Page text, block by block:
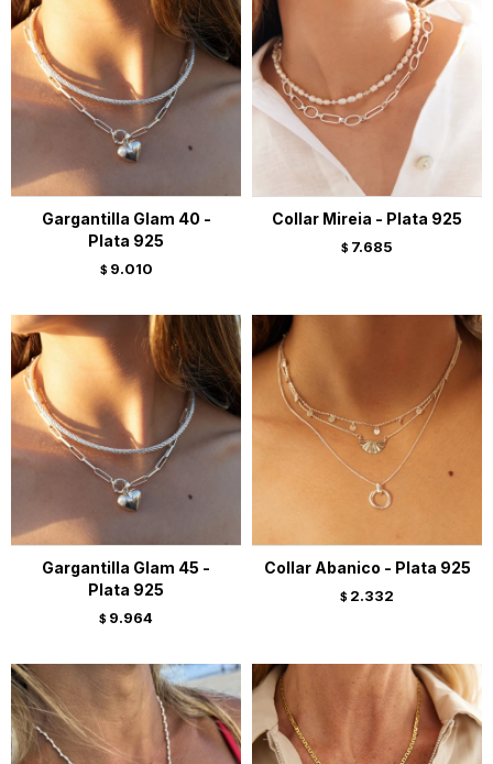
Gargantilla Glam 40 -
Plata 925
$ 9.010
Collar Mireia - Plata 925
$ 7.685
Gargantilla Glam 45 -
Plata 925
$ 9.964
Collar Abanico - Plata 925
$ 2.332